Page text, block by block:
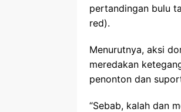
pertandingan bulu
red).
Menurutnya, aksi
meredakan
penonton dan
“Sebab, kalah dan